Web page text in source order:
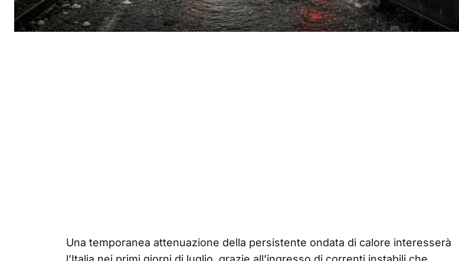
Una temporanea attenuazione della persistente ondata di calore interesserà